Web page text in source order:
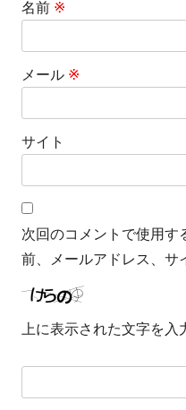
名前 ※
メール ※
サイト
次回のコメントで使用す
前、メールアドレス、サ
上に表示された文字を入